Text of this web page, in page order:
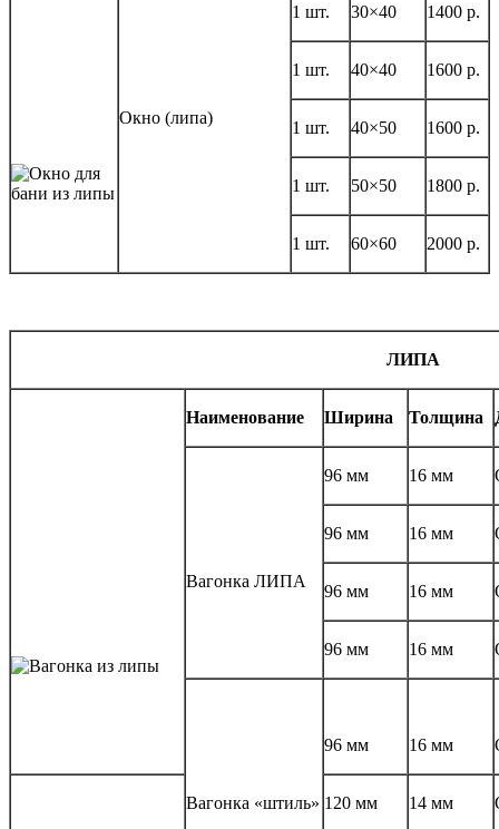
Окно (липа)
1 шт. 30×40 1400 р.
1 шт. 40×40 1600 р.
1 шт. 40×50 1600 р.
1 шт. 50×50 1800 р.
1 шт. 60×60 2000 р.
ЛИПА
Наименование Ширина Толщина
Вагонка ЛИПА
96 мм 16 мм
96 мм 16 мм
96 мм 16 мм
96 мм 16 мм
Вагонка «штиль»
96 мм 16 мм
120 мм 14 мм